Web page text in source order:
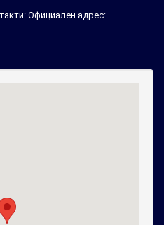
Официален адрес: